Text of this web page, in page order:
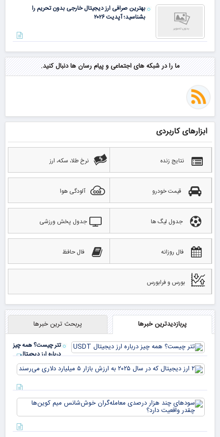
بهترین صرافی ارز دیجیتال خارجی بدون تحریم را
بشناسید؛ آپدیت ۲۰۲۶
ما را در شبکه های اجتماعی و پیام رسان ها دنبال کنید.
ابزارهای کاربردی
نتایج زنده نرخ طلا، سکه، ارز
قیمت خودرو آلودگی هوا
جدول لیگ ها جدول پخش ورزشی
فال روزانه فال حافظ
بورس و فرابورس
پربازدیدترین خبرها پربحث ترین خبرها
تتر چیست؟ همه چیز
درباره ارز دیجیتال
USDT